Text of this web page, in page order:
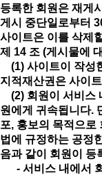
등록한 회원은 재게
게시 중단일로부터
사이트은 이를 삭제
제 14 조 (게시물에
(1) 사이트이 작성
지적재산권은 사이
(2) 회원이 서비스
원에게 귀속됩니다.
포, 홍보의 목적으로
법에 규정하는 공정
음과 같이 회원이 등
- 서비스 내에서 회